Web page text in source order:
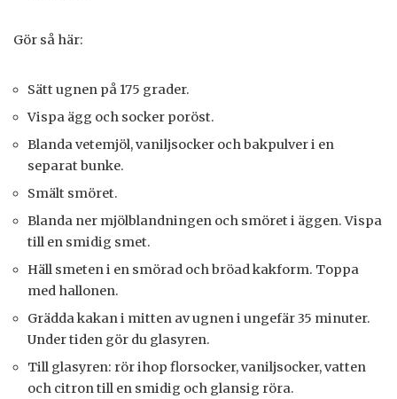
Gör så här:
Sätt ugnen på 175 grader.
Vispa ägg och socker poröst.
Blanda vetemjöl, vaniljsocker och bakpulver i en
separat bunke.
Smält smöret.
Blanda ner mjölblandningen och smöret i äggen. Vispa
till en smidig smet.
Häll smeten i en smörad och bröad kakform. Toppa
med hallonen.
Grädda kakan i mitten av ugnen i ungefär 35 minuter.
Under tiden gör du glasyren.
Till glasyren: rör ihop florsocker, vaniljsocker, vatten
och citron till en smidig och glansig röra.